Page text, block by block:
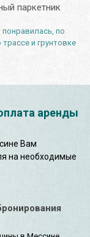
аренды
Вам
на необходимые
паркетник
по
и грунтовке